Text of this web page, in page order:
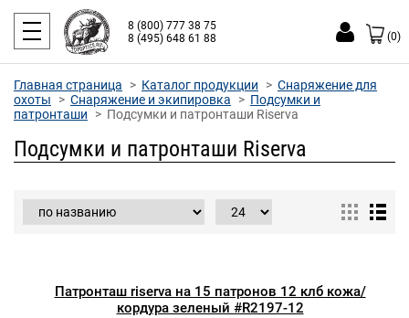
8 (800) 777 38 75
8 (495) 648 61 88
(0)
Главная страница Каталог продукции
Снаряжение для
охоты
Снаряжение и экипировка
Подсумки и
патронташи
Подсумки и патронташи Riserva
Подсумки и патронташи Riserva
Патронташ riserva на 15 патронов 12 клб кожа/
кордура зеленый #R2197-12